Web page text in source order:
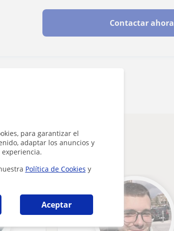
para garantizar el
adaptar los anuncios y
Política de Cookies y
Aceptar
Contactar ahora
interesarte